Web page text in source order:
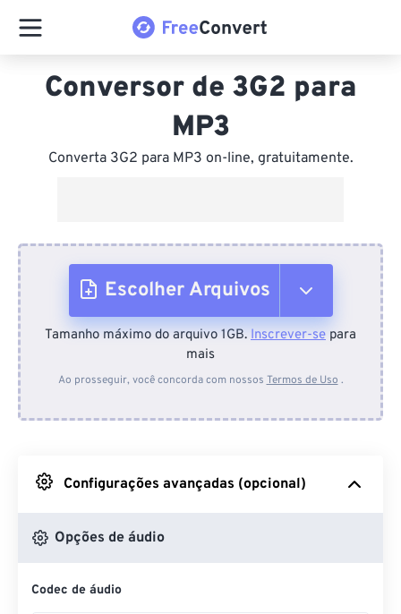
Conversor de 3G2 para
MP3
Converta 3G2 para MP3 on-line, gratuitamente.
Escolher Arquivos
Do dispositivo
Do Google Drive
Do OneDrive
Tamanho máximo do arquivo 1GB. Inscrever-se para
mais
Ao prosseguir, você concorda com nossos Termos de Uso .
Configurações avançadas (opcional)
Opções de áudio
Codec de áudio